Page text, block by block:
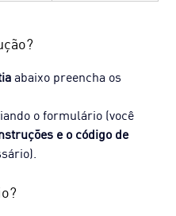
abaixo preencha os
o formulário (você
e o código de